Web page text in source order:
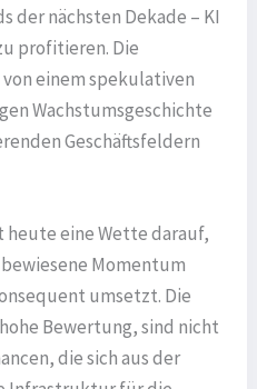
der nächsten Dekade – KI
profitieren. Die
einem spekulativen
Wachstumsgeschichte
Geschäftsfeldern
heute eine Wette darauf,
Momentum
umsetzt. Die
Bewertung, sind nicht
die sich aus der